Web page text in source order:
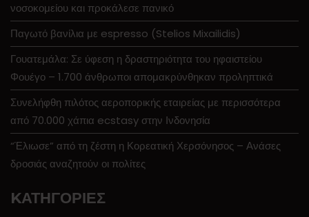
νοσοκομείου και προκάλεσε πανικό
Παγωτό βανίλια με espresso (Stelios Mixailidis)
Γουατεμάλα: Σε ύφεση η δραστηριότητα του ηφαιστείου
Φουέγο – 1.700 άνθρωποι απομακρύνθηκαν προληπτικά
Συνελήφθη πιλότος αεροπορικής εταιρείας με περισσότερα
από 70.000 χάπια ecstasy στην Ινδονησία
“Έλιωσε” από τη ζέστη η Κορεατική Χερσόνησος – Ανάσες
δροσιάς αναζητούν οι πολίτες
KΑΤΗΓΟΡΊΕΣ